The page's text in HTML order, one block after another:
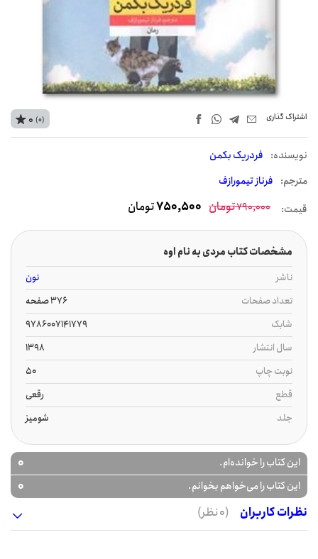
اشتراک‌ گذاری
نويسنده: فردریک بکمن
مترجم: فرناز تیمورازف
0 (0)
قیمت: 790,000تومان 750,500تومان
مشخصات کتاب مردی به نام اوه
ناشر
نون
تعداد صفحات
376 صفحه
شابک
9786007141779
سال انتشار
1398
نوبت چاپ
50
قطع
رقعی
جلد
شومیز
این کتاب را خوانده‌ام. 0
این کتاب را می‌خواهم بخوانم.
0
نظرات کاربران
(0 نظر)